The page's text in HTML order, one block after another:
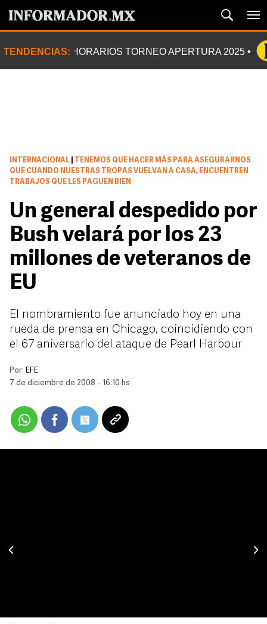
TENDENCIAS: HORARIOS TORNEO APERTURA 2025
INTERNACIONAL
TENEMOS QUE HACER MÁS PARA ASEGURARNOS
QUE CUANDO NUESTRAS TROPAS VUELVAN A CASA, ENCUENTREN
TRABAJOS QUE LES PAGUEN BIEN
Un general despedido por
Bush velará por los 23
millones de veteranos de
EU
El nombramiento fue anunciado hoy en una
rueda de prensa en Chicago, coincidiendo con
el 67 aniversario del ataque de Pearl Harbour
Por: EFE
7 de diciembre de 2008 - 16:10 hs